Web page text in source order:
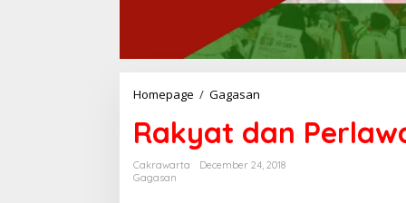
Homepage / Gagasan
k
y
a
Rakyat dan
Cakrawarta
December 24, 2018
Gagasan